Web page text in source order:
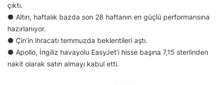
çıktı.
● Altın, haftalık bazda son 28 haftanın en güçlü performansına
hazırlanıyor.
● Çin’in ihracatı temmuzda beklentileri aştı.
● Apollo, İngiliz havayolu EasyJet’i hisse başına 7,15 sterlinden
nakit olarak satın almayı kabul etti.